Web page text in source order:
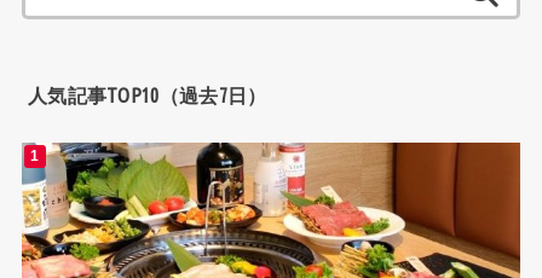
索:
人気記事TOP10（過去7日）